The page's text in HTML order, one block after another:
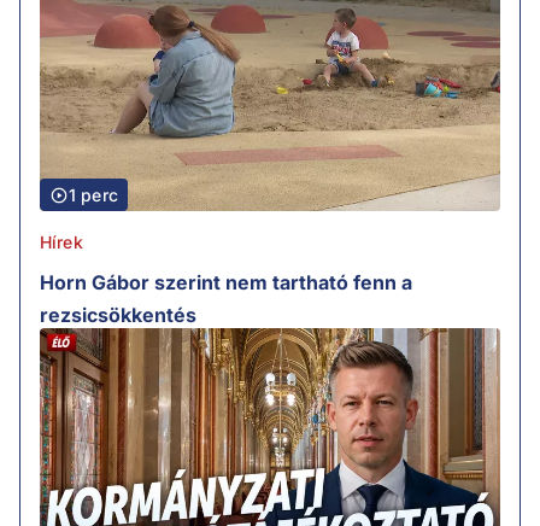
1 perc
Hírek
Horn Gábor szerint nem tartható fenn a
rezsicsökkentés